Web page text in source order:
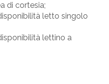
di cortesia;
letto singolo
lettino a